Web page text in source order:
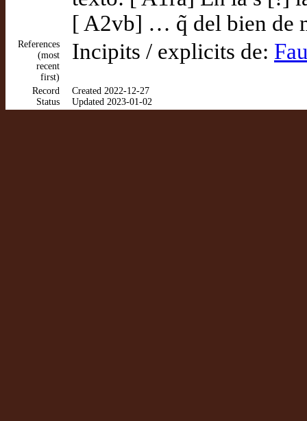
[ A2vb] … q̃ del bien de
References
(most
recent
first)
Incipits / explicits de:
Record
Status
Created 2022-12-27
Updated 2023-01-02